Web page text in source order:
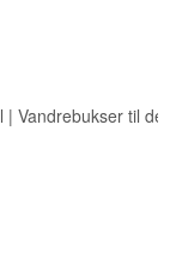
Vandrebukser til det